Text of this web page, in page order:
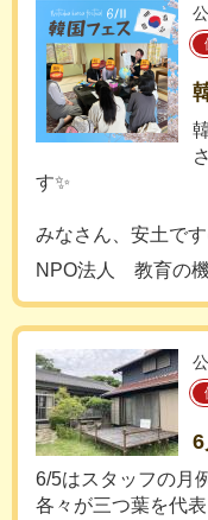
す✨
みなさん、安土で
NPO法人 教育の
6/5はスタッフの月
各々が三つ葉を代